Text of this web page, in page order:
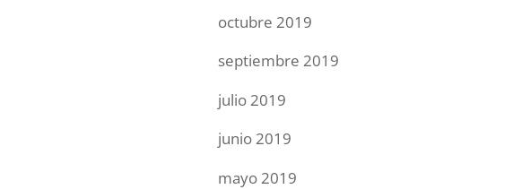
octubre 2019
septiembre 2019
julio 2019
junio 2019
mayo 2019